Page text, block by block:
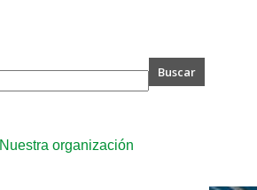
Nuestra organización